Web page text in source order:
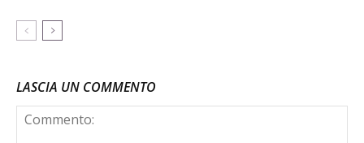
LASCIA UN COMMENTO